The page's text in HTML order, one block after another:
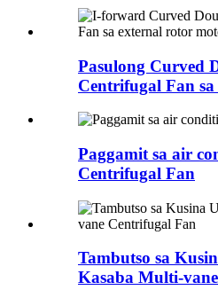
Pasulong Curved
Centrifugal Fan sa
Paggamit sa air
Centrifugal Fan
Tambutso sa
Kasaba Multi-